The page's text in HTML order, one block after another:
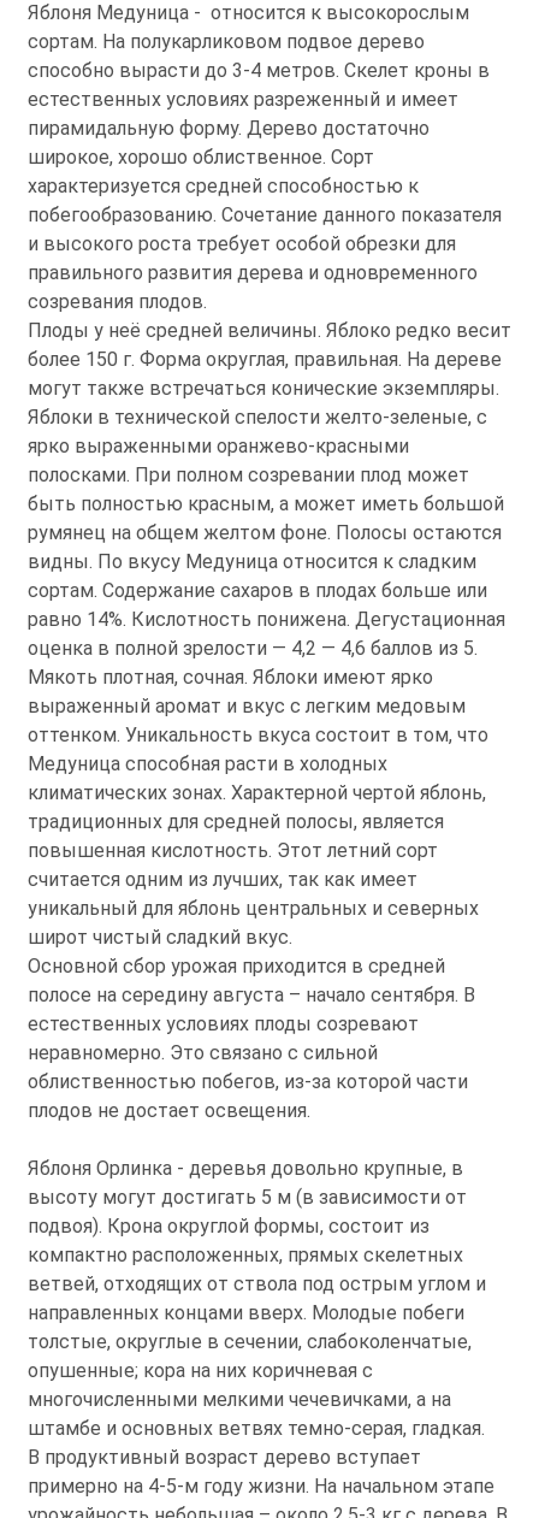
Яблоня Медуница - относится к высокорослым
сортам. На полукарликовом подвое дерево
способно вырасти до 3-4 метров. Скелет кроны в
естественных условиях разреженный и имеет
пирамидальную форму. Дерево достаточно
широкое, хорошо облиственное. Сорт
характеризуется средней способностью к
побегообразованию. Сочетание данного показателя
и высокого роста требует особой обрезки для
правильного развития дерева и одновременного
созревания плодов.
Плоды у неё средней величины. Яблоко редко весит
более 150 г. Форма округлая, правильная. На дереве
могут также встречаться конические экземпляры.
Яблоки в технической спелости желто-зеленые, с
ярко выраженными оранжево-красными
полосками. При полном созревании плод может
быть полностью красным, а может иметь большой
румянец на общем желтом фоне. Полосы остаются
видны. По вкусу Медуница относится к сладким
сортам. Содержание сахаров в плодах больше или
равно 14%. Кислотность понижена. Дегустационная
оценка в полной зрелости — 4,2 — 4,6 баллов из 5.
Мякоть плотная, сочная. Яблоки имеют ярко
выраженный аромат и вкус с легким медовым
оттенком. Уникальность вкуса состоит в том, что
Медуница способная расти в холодных
климатических зонах. Характерной чертой яблонь,
традиционных для средней полосы, является
повышенная кислотность. Этот летний сорт
считается одним из лучших, так как имеет
уникальный для яблонь центральных и северных
широт чистый сладкий вкус.
Основной сбор урожая приходится в средней
полосе на середину августа – начало сентября. В
естественных условиях плоды созревают
неравномерно. Это связано с сильной
облиственностью побегов, из-за которой части
плодов не достает освещения.
Яблоня Орлинка - деревья довольно крупные, в
высоту могут достигать 5 м (в зависимости от
подвоя). Крона округлой формы, состоит из
компактно расположенных, прямых скелетных
ветвей, отходящих от ствола под острым углом и
направленных концами вверх. Молодые побеги
толстые, округлые в сечении, слабоколенчатые,
опушенные; кора на них коричневая с
многочисленными мелкими чечевичками, а на
штамбе и основных ветвях темно-серая, гладкая.
В продуктивный возраст дерево вступает
примерно на 4-5-м году жизни. На начальном этапе